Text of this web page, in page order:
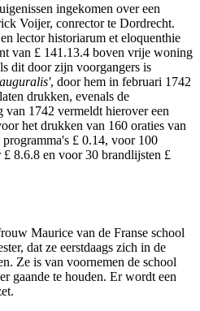
ingekomen over een
Voijer, conrector te Dordrecht.
lector historiarum et eloquenthie
van £ 141.13.4 boven vrije woning
dit door zijn voorgangers is
, door hem in februari 1742
drukken, evenals de
van 1742 vermeldt hierover een
het drukken van 160 oraties van
£ 0.14, voor 100
£ 8.6.8 en voor 30 brandlijsten £
Maurice van de Franse school
dat ze eerstdaags zich in de
Ze is van voornemen de school
gaande te houden. Er wordt een